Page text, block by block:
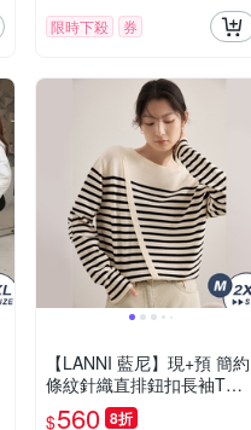
限時下殺 券
【LANNI 藍尼】現+預 簡約
條紋針織直排鈕扣長袖T恤
(寬鬆/通勤/休閒)
$560 8折